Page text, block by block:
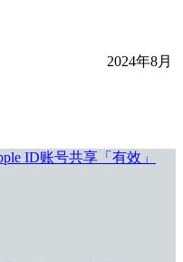
2024年8月
ID账号共享「有效」